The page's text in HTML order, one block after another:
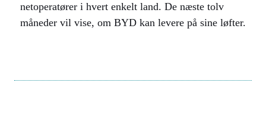
netoperatører i hvert enkelt land. De næste tolv
måneder vil vise, om BYD kan levere på sine løfter.